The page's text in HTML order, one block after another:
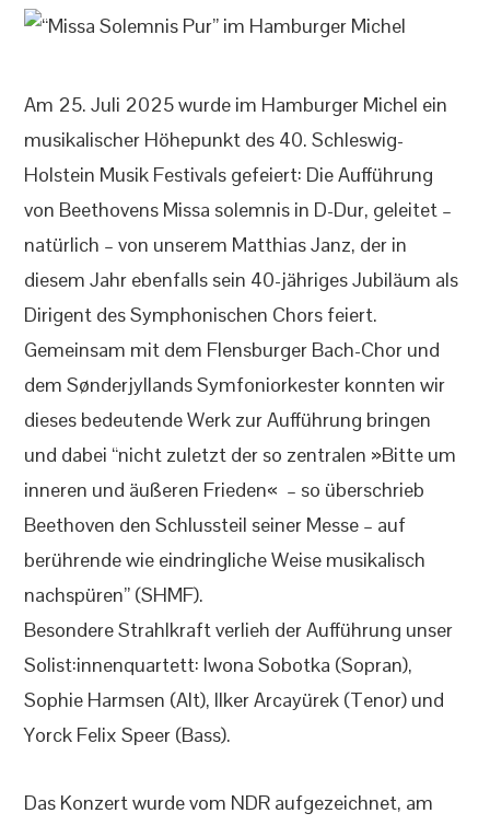
Am 25. Juli 2025 wurde im Hamburger Michel ein
musikalischer Höhepunkt des 40. Schleswig-
Holstein Musik Festivals gefeiert: Die Aufführung
von Beethovens Missa solemnis in D-Dur, geleitet –
natürlich – von unserem Matthias Janz, der in
diesem Jahr ebenfalls sein 40-jähriges Jubiläum als
Dirigent des Symphonischen Chors feiert.
Gemeinsam mit dem Flensburger Bach-Chor und
dem Sønderjyllands Symfoniorkester konnten wir
dieses bedeutende Werk zur Aufführung bringen
und dabei “nicht zuletzt der so zentralen »Bitte um
inneren und äußeren Frieden« – so überschrieb
Beethoven den Schlussteil seiner Messe – auf
berührende wie eindringliche Weise musikalisch
nachspüren” (SHMF).
Besondere Strahlkraft verlieh der Aufführung unser
Solist:innenquartett: Iwona Sobotka (Sopran),
Sophie Harmsen (Alt), Ilker Arcayürek (Tenor) und
Yorck Felix Speer (Bass).
Das Konzert wurde vom NDR aufgezeichnet, am